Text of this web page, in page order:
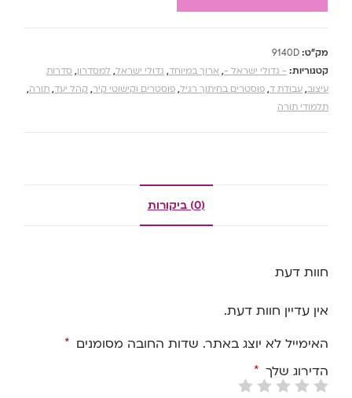
מק"ט: 9140D
קטגוריות: - גדולי ישראל -, ארוך במיוחד, גדולי ישראל, למסדרון, סדרות
עיצוב, עבודת ד, פוסטרים בחיתוך רגיל, פוסטרים וקישוטי קיר, קהל יעד, תורה,
תלמודי תורה
(0) ביקורות
חוות דעת
אין עדיין חוות דעת.
האימייל לא יוצג באתר. שדות החובה מסומנים *
הדירוג שלך *